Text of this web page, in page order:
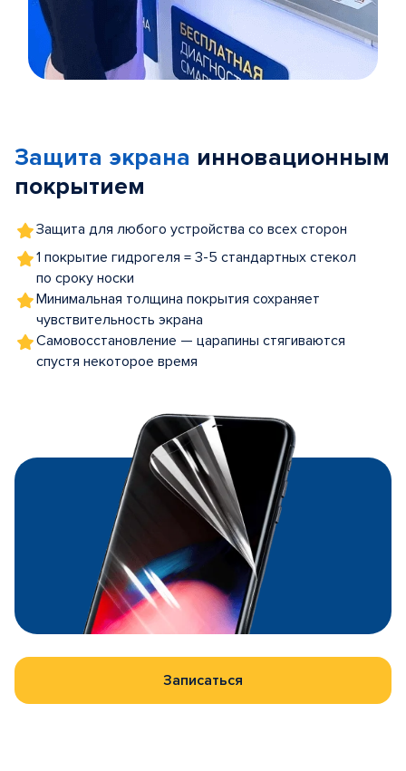
5
Защита экрана инновационным
покрытием
Защита для любого устройства со всех сторон
1 покрытие гидрогеля = 3-5 стандартных стекол
по сроку носки
Минимальная толщина покрытия сохраняет
чувствительность экрана
Самовосстановление — царапины стягиваются
спустя некоторое время
Записаться